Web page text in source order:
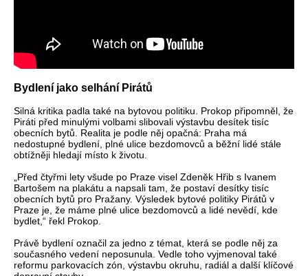
Bydlení jako selhání Pirátů
Silná kritika padla také na bytovou politiku. Prokop připomněl, že
Piráti před minulými volbami slibovali výstavbu desítek tisíc
obecních bytů. Realita je podle něj opačná: Praha má
nedostupné bydlení, plné ulice bezdomovců a běžní lidé stále
obtížněji hledají místo k životu.
„Před čtyřmi lety všude po Praze visel Zdeněk Hřib s Ivanem
Bartošem na plakátu a napsali tam, že postaví desítky tisíc
obecních bytů pro Pražany. Výsledek bytové politiky Pirátů v
Praze je, že máme plné ulice bezdomovců a lidé nevědí, kde
bydlet,“ řekl Prokop.
Právě bydlení označil za jedno z témat, která se podle něj za
současného vedení neposunula. Vedle toho vyjmenoval také
reformu parkovacích zón, výstavbu okruhu, radiál a další klíčové